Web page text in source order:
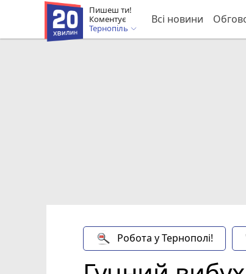
Пишеш ти!
Коментує
Тернопіль
Всі новини
Робота у Тернополі!